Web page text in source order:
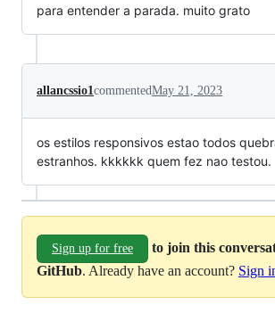
para entender a parada. muito grato
allancssio1commentedMay 21, 2023
os estilos responsivos estao todos
estranhos. kkkkkk quem fez nao testou.
Sign up for free
to join this
GitHub. Already have an account? Sign